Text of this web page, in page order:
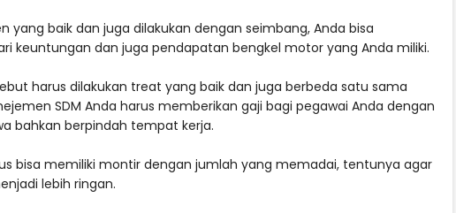
yang baik dan juga dilakukan dengan seimbang, Anda bisa
keuntungan dan juga pendapatan bengkel motor yang Anda miliki.
harus dilakukan treat yang baik dan juga berbeda satu sama
SDM Anda harus memberikan gaji bagi pegawai Anda dengan
bahkan berpindah tempat kerja.
bisa memiliki montir dengan jumlah yang memadai, tentunya agar
lebih ringan.